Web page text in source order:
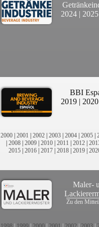
2024 | 2025
BBI
2019 | 2020
2000 | 2001 | 2002 | 2003 | 2004 | 2005 |
| 2008 | 2009 | 2010 | 2011 | 2012 |
2015 | 2016 | 2017 | 2018 | 2019 |
Maler-
Zu den